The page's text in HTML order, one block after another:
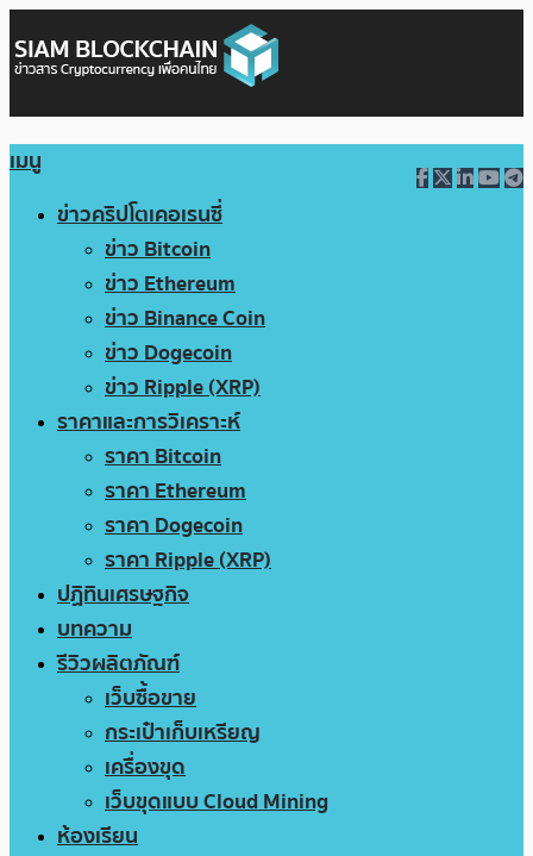
เมนู
ข่าวคริปโตเคอเรนซี่
ข่าว Bitcoin
ข่าว Ethereum
ข่าว Binance Coin
ข่าว Dogecoin
ข่าว Ripple (XRP)
ราคาและการวิเคราะห์
ราคา Bitcoin
ราคา Ethereum
ราคา Dogecoin
ราคา Ripple (XRP)
ปฏิทินเศรษฐกิจ
บทความ
รีวิวผลิตภัณฑ์
เว็บซื้อขาย
กระเป๋าเก็บเหรียญ
เครื่องขุด
เว็บขุดแบบ Cloud Mining
ห้องเรียน